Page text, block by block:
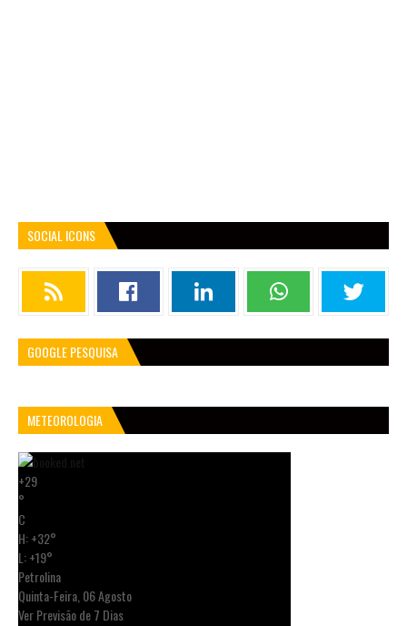
SOCIAL ICONS
GOOGLE PESQUISA
METEOROLOGIA
+29
°
C
H:+32°
L:+19°
Petrolina
Quinta-Feira, 06 Agosto
Ver Previsão de 7 Dias